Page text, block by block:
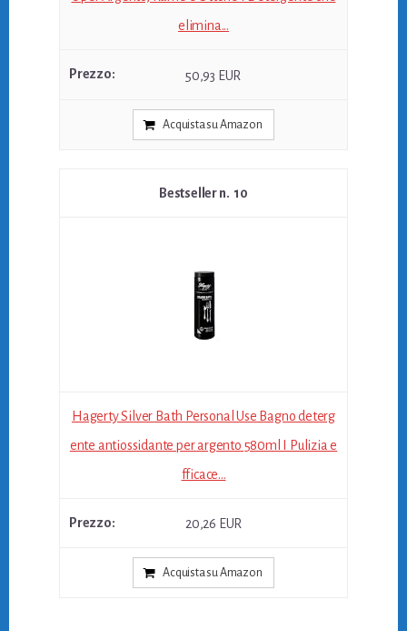
elimina...
50,93 EUR
Acquista su Amazon
10
Hagerty Silver Bath Personal Use Bagno deterg
ente antiossidante per argento 580ml I Pulizia e
fficace...
20,26 EUR
Acquista su Amazon